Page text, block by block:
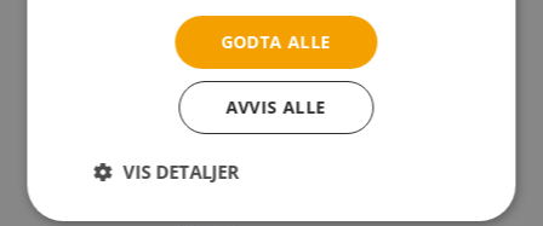
Les mer om Netti stoler på avtal her
GODTA ALLE
AVVIS ALLE
VIS DETALJER